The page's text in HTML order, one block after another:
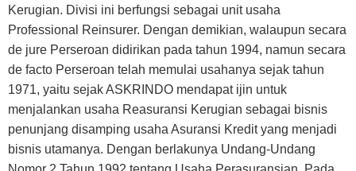
Kerugian. Divisi ini berfungsi sebagai unit usaha
Professional Reinsurer. Dengan demikian, walaupun secara
de jure Perseroan didirikan pada tahun 1994, namun secara
de facto Perseroan telah memulai usahanya sejak tahun
1971, yaitu sejak ASKRINDO mendapat ijin untuk
menjalankan usaha Reasuransi Kerugian sebagai bisnis
penunjang disamping usaha Asuransi Kredit yang menjadi
bisnis utamanya. Dengan berlakunya Undang-Undang